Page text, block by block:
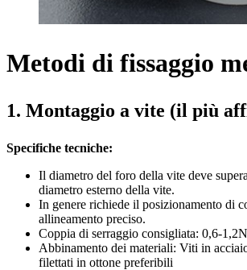
Metodi di fissaggio
1. Montaggio a vite (il più
Specifiche tecniche:
Il diametro del foro della vite deve
diametro esterno della vite.
In genere richiede il posizionamento di
allineamento preciso.
Coppia di serraggio consigliata: 0,6-
Abbinamento dei materiali: Viti in
filettati in ottone preferibili